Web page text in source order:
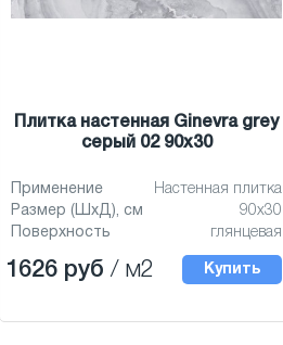
Плитка настенная Ginevra grey
серый 02 90x30
Применение
Настенная плитка
Размер (ШхД), см
90x30
Поверхность
глянцевая
1626 руб / м2 Купить